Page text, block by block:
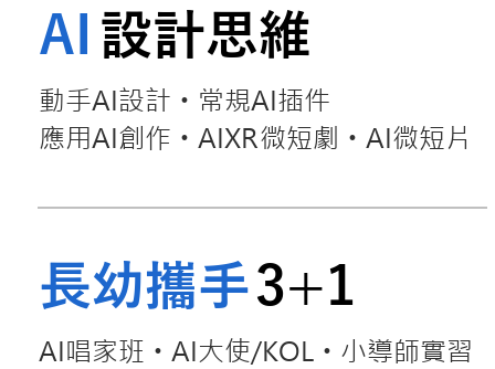
A 設計思維
動手AI設計 ・ 常規AI插件
應用AI創作 ・ AIXR微短劇 ・ AI微短片
長幼攜手3+1
AI唱家班 ・ AI大使/KOL・ 小導師實習